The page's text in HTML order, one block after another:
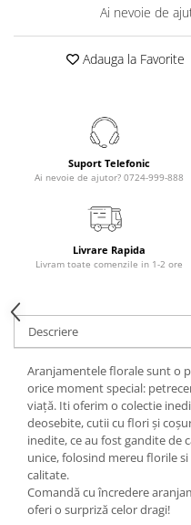
Ai nevoie de
Adauga la Favorite
Suport Telefonic
Ai nevoie de ajutor? 0724-999-888
Livrare Rapida
Livram toate comenzile in 1-2 ore
Descriere
Aranjamentele florale sunt o
orice moment special:
viață. Iti oferim o colectie
deosebite, cutii cu flori și
inedite, ce au fost gandite de
unice, folosind mereu florile
calitate.
Comandă cu încredere
oferi o surpriză celor dragi!